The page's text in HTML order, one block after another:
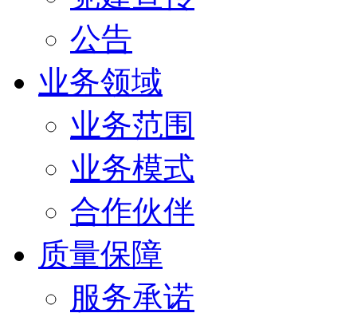
公告
业务领域
业务范围
业务模式
合作伙伴
质量保障
服务承诺